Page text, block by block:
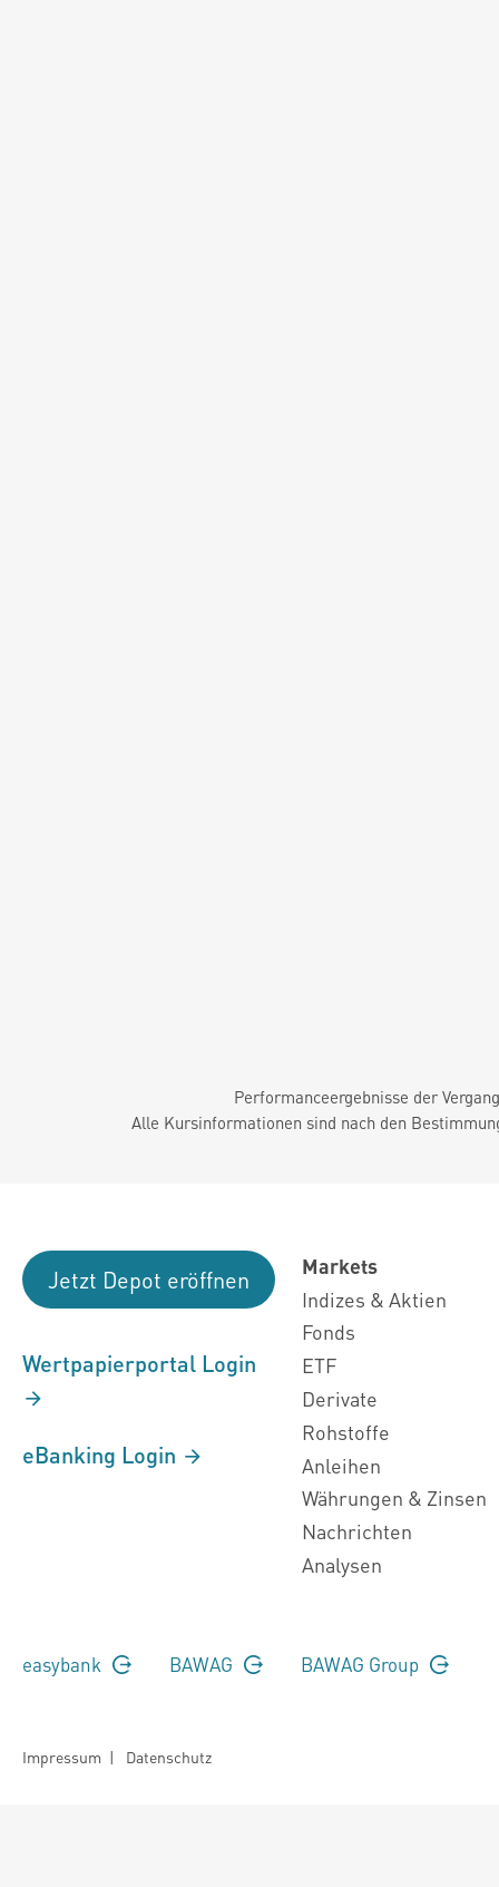
Performanceergebnisse der
Alle Kursinformationen sind nach den
Jetzt Depot eröffnen
Wertpapierportal Login
eBanking Login
Markets
Indizes & Aktien
Fonds
ETF
Derivate
Rohstoffe
Anleihen
Währungen & Zinsen
Nachrichten
Analysen
easybank BAWAG BAWAG Group
Impressum | Datenschutz